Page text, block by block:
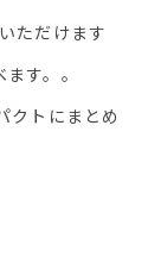
ただけます
す。。
クトにまとめ